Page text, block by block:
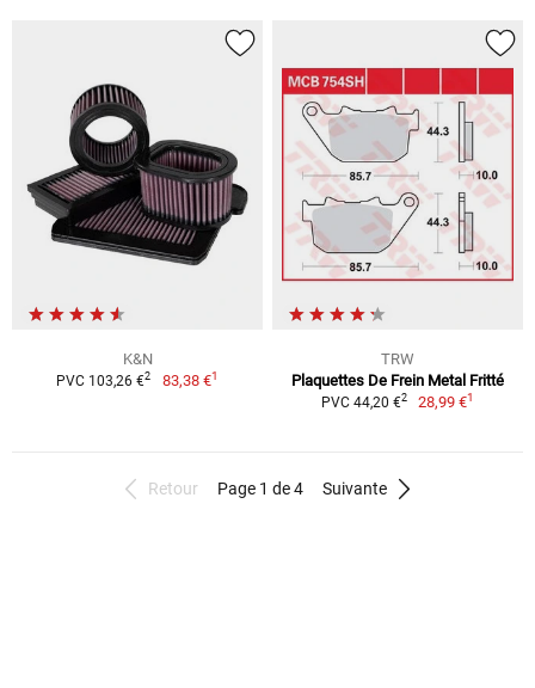
K&N
PVC 103,26 €2 83,38 €1
TRW
Plaquettes De Frein Metal Fritté
PVC 44,20 €2 28,99 €1
Retour Page 1 de 4 Suivante